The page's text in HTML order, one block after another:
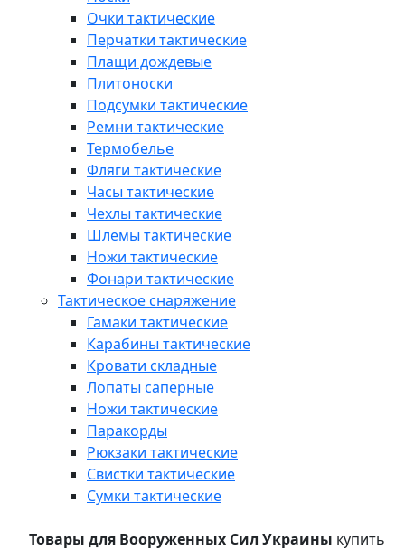
Очки тактические
Перчатки тактические
Плащи дождевые
Плитоноски
Подсумки тактические
Ремни тактические
Термобелье
Фляги тактические
Часы тактические
Чехлы тактические
Шлемы тактические
Ножи тактические
Фонари тактические
Тактическое снаряжение
Гамаки тактические
Карабины тактические
Кровати складные
Лопаты саперные
Ножи тактические
Паракорды
Рюкзаки тактические
Свистки тактические
Сумки тактические
Товары для Вооруженных Сил Украины купить